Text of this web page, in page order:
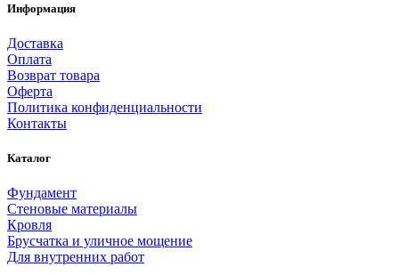
Информация
Доставка
Оплата
Возврат товара
Оферта
Политика конфиденциальности
Контакты
Каталог
Фундамент
Стеновые материалы
Кровля
Брусчатка и уличное мощение
Для внутренних работ